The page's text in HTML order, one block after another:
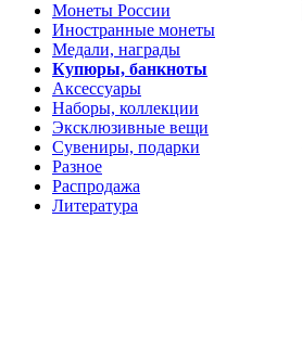
Монеты России
Иностранные монеты
Медали, награды
Купюры, банкноты
Аксессуары
Наборы, коллекции
Эксклюзивные вещи
Сувениры, подарки
Разное
Распродажа
Литература